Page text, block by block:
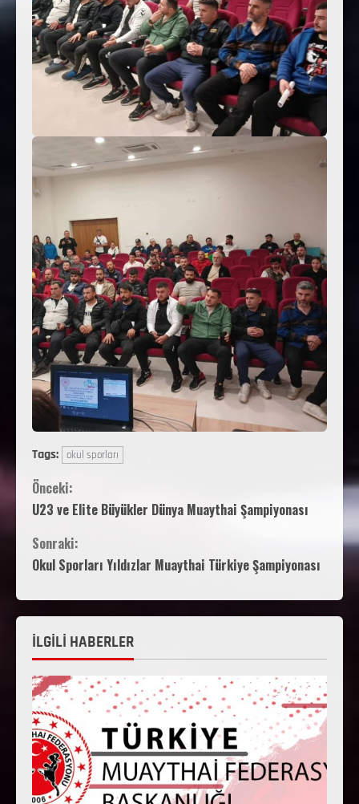
Tags: okul sporları
Önceki:
U23 ve Elite Büyükler Dünya Muaythai Şampiyonası
Sonraki:
Okul Sporları Yıldızlar Muaythai Türkiye Şampiyonası
İLGİLİ HABERLER